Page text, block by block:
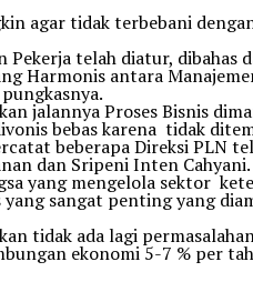
agar tidak terbebani
telah diatur, dibahas
antara
jalannya Proses Bisnis
bebas karena tidak
beberapa Direksi PLN
dan Sripeni Inten Cahyani.
yang mengelola sektor
sangat penting yang
tidak ada lagi
ekonomi 5-7 % per